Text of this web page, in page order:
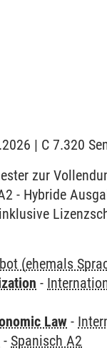
| C 7.320
zur
- Hybride
(ehemals
-
Law -
- Spanisch A2